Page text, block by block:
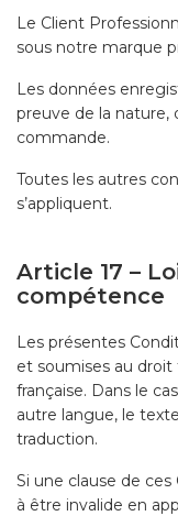
Le Client
sous notre marque
Les données
preuve de la nature,
commande.
Toutes les autres
s’appliquent.
Article 17 –
compétence
Les présentes
et soumises au droit
française. Dans le
autre langue, le
traduction.
Si une clause de
à être invalide en